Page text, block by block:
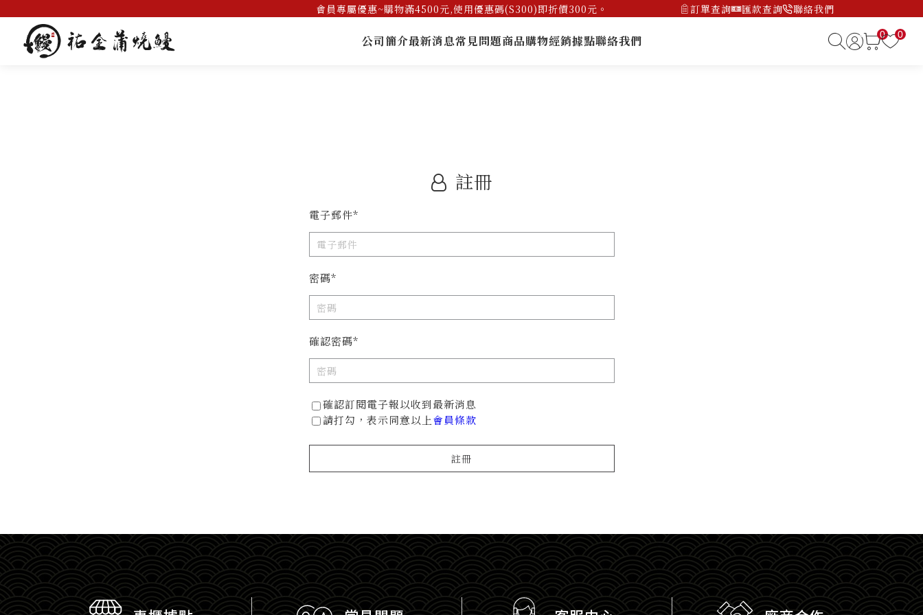
會員專屬優惠~購物滿4500元,使用優惠碼(S300)即折價300元。 訂單查詢 匯款查詢 聯絡我們
公司簡介最新消息常見問題商品購物經銷據點聯絡我們 0 0
註冊
電子郵件*
密碼*
確認密碼*
確認訂閱電子報以收到最新消息
請打勾，表示同意以上會員條款
註冊